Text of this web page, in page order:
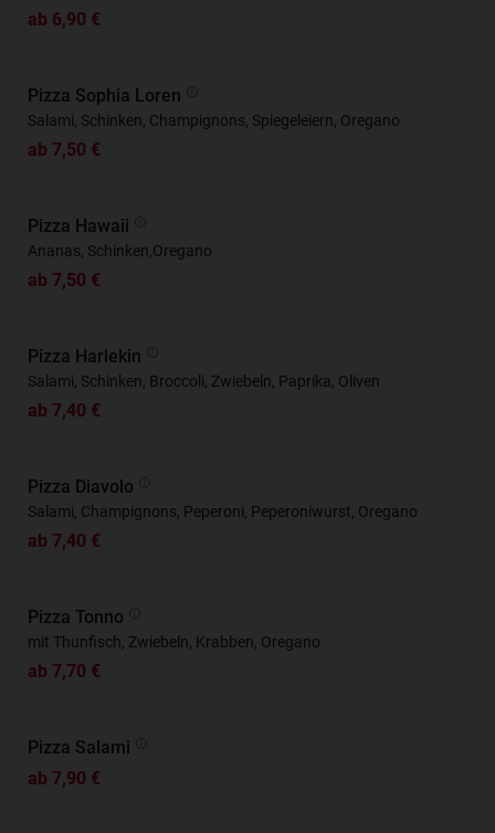
ab 6,90 €
Pizza Sophia Loren
Salami, Schinken, Champignons, Spiegeleiern, Oregano
ab 7,50 €
Pizza Hawaii
Ananas, Schinken,Oregano
ab 7,50 €
Pizza Harlekin
Salami, Schinken, Broccoli, Zwiebeln, Paprika, Oliven
ab 7,40 €
Pizza Diavolo
Salami, Champignons, Peperoni, Peperoniwurst, Oregano
ab 7,40 €
Pizza Tonno
mit Thunfisch, Zwiebeln, Krabben, Oregano
ab 7,70 €
Pizza Salami
ab 7,90 €